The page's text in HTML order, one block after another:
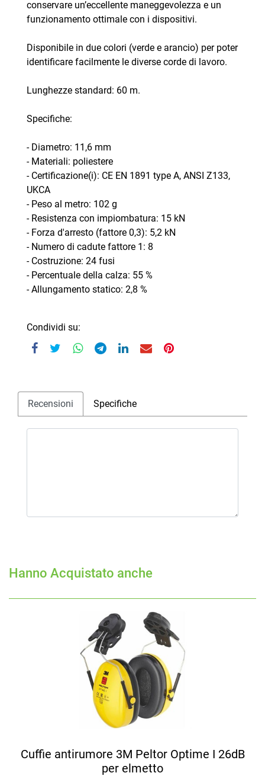
conservare un’eccellente maneggevolezza e un
funzionamento ottimale con i dispositivi.
Disponibile in due colori (verde e arancio) per poter
identificare facilmente le diverse corde di lavoro.
Lunghezze standard: 60 m.
Specifiche:
- Diametro: 11,6 mm
- Materiali: poliestere
- Certificazione(i): CE EN 1891 type A, ANSI Z133,
UKCA
- Peso al metro: 102 g
- Resistenza con impiombatura: 15 kN
- Forza d'arresto (fattore 0,3): 5,2 kN
- Numero di cadute fattore 1: 8
- Costruzione: 24 fusi
- Percentuale della calza: 55 %
- Allungamento statico: 2,8 %
Condividi su:
Recensioni Specifiche
Hanno Acquistato anche
Cuffie antirumore 3M Peltor Optime I 26dB
per elmetto